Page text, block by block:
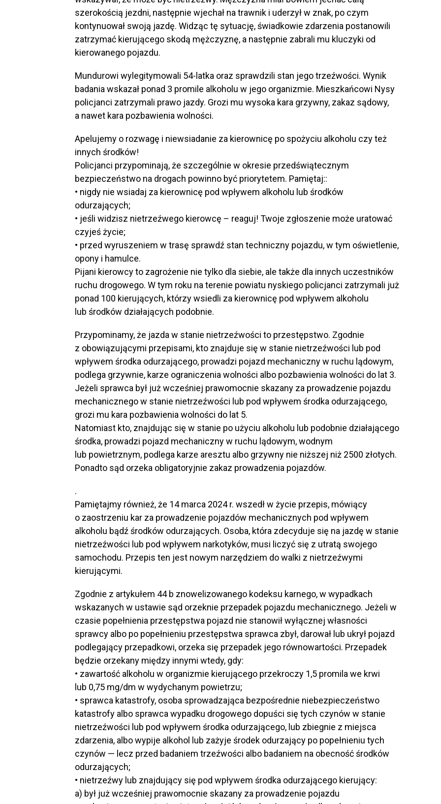
szerokością jezdni, następnie wjechał na trawnik i uderzył w znak, po czym
kontynuował swoją jazdę. Widząc tę sytuację, świadkowie zdarzenia postanowili
zatrzymać kierującego skodą mężczyznę, a następnie zabrali mu kluczyki od
kierowanego pojazdu.
Mundurowi wylegitymowali 54-latka oraz sprawdzili stan jego trzeźwości. Wynik
badania wskazał ponad 3 promile alkoholu w jego organizmie. Mieszkańcowi Nysy
policjanci zatrzymali prawo jazdy. Grozi mu wysoka kara grzywny, zakaz sądowy,
a nawet kara pozbawienia wolności.
Apelujemy o rozwagę i niewsiadanie za kierownicę po spożyciu alkoholu czy też
innych środków!
Policjanci przypominają, że szczególnie w okresie przedświątecznym
bezpieczeństwo na drogach powinno być priorytetem. Pamiętaj::
• nigdy nie wsiadaj za kierownicę pod wpływem alkoholu lub środków
odurzających;
• jeśli widzisz nietrzeźwego kierowcę – reaguj! Twoje zgłoszenie może uratować
czyjeś życie;
• przed wyruszeniem w trasę sprawdź stan techniczny pojazdu, w tym oświetlenie,
opony i hamulce.
Pijani kierowcy to zagrożenie nie tylko dla siebie, ale także dla innych uczestników
ruchu drogowego. W tym roku na terenie powiatu nyskiego policjanci zatrzymali już
ponad 100 kierujących, którzy wsiedli za kierownicę pod wpływem alkoholu
lub środków działających podobnie.
Przypominamy, że jazda w stanie nietrzeźwości to przestępstwo. Zgodnie
z obowiązującymi przepisami, kto znajduje się w stanie nietrzeźwości lub pod
wpływem środka odurzającego, prowadzi pojazd mechaniczny w ruchu lądowym,
podlega grzywnie, karze ograniczenia wolności albo pozbawienia wolności do lat 3.
Jeżeli sprawca był już wcześniej prawomocnie skazany za prowadzenie pojazdu
mechanicznego w stanie nietrzeźwości lub pod wpływem środka odurzającego,
grozi mu kara pozbawienia wolności do lat 5.
Natomiast kto, znajdując się w stanie po użyciu alkoholu lub podobnie działającego
środka, prowadzi pojazd mechaniczny w ruchu lądowym, wodnym
lub powietrznym, podlega karze aresztu albo grzywny nie niższej niż 2500 złotych.
Ponadto sąd orzeka obligatoryjnie zakaz prowadzenia pojazdów.
.
Pamiętajmy również, że 14 marca 2024 r. wszedł w życie przepis, mówiący
o zaostrzeniu kar za prowadzenie pojazdów mechanicznych pod wpływem
alkoholu bądź środków odurzających. Osoba, która zdecyduje się na jazdę w stanie
nietrzeźwości lub pod wpływem narkotyków, musi liczyć się z utratą swojego
samochodu. Przepis ten jest nowym narzędziem do walki z nietrzeźwymi
kierującymi.
Zgodnie z artykułem 44 b znowelizowanego kodeksu karnego, w wypadkach
wskazanych w ustawie sąd orzeknie przepadek pojazdu mechanicznego. Jeżeli w
czasie popełnienia przestępstwa pojazd nie stanowił wyłącznej własności
sprawcy albo po popełnieniu przestępstwa sprawca zbył, darował lub ukrył pojazd
podlegający przepadkowi, orzeka się przepadek jego równowartości. Przepadek
będzie orzekany między innymi wtedy, gdy:
• zawartość alkoholu w organizmie kierującego przekroczy 1,5 promila we krwi
lub 0,75 mg/dm w wydychanym powietrzu;
• sprawca katastrofy, osoba sprowadzająca bezpośrednie niebezpieczeństwo
katastrofy albo sprawca wypadku drogowego dopuści się tych czynów w stanie
nietrzeźwości lub pod wpływem środka odurzającego, lub zbiegnie z miejsca
zdarzenia, albo wypije alkohol lub zażyje środek odurzający po popełnieniu tych
czynów — lecz przed badaniem trzeźwości albo badaniem na obecność środków
odurzających;
• nietrzeźwy lub znajdujący się pod wpływem środka odurzającego kierujący:
a) był już wcześniej prawomocnie skazany za prowadzenie pojazdu